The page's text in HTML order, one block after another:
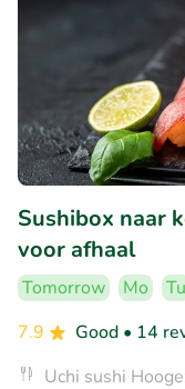
Sushibox naar
voor afhaal
Tomorrow Mo Tu
7.9
Good • 14
Uchi sushi